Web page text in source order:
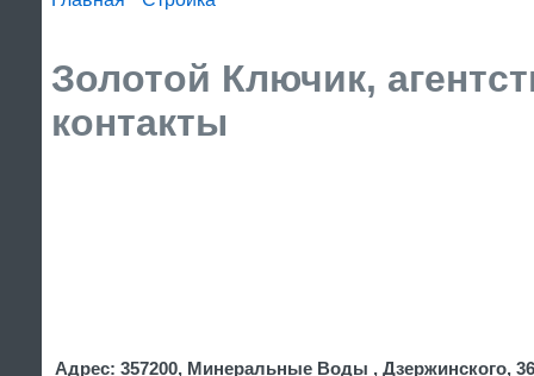
Золотой Ключик,
контакты
Адрес: 357200, Минеральные Воды , Дзержинского,